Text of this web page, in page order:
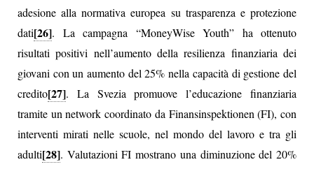
adesione alla normativa europea su trasparenza e protezione
dati[26]. La campagna “MoneyWise Youth” ha ottenuto
risultati positivi nell’aumento della resilienza finanziaria dei
giovani con un aumento del 25% nella capacità di gestione del
credito[27]. La Svezia promuove l’educazione finanziaria
tramite un network coordinato da Finansinspektionen (FI), con
interventi mirati nelle scuole, nel mondo del lavoro e tra gli
adulti[28]. Valutazioni FI mostrano una diminuzione del 20%